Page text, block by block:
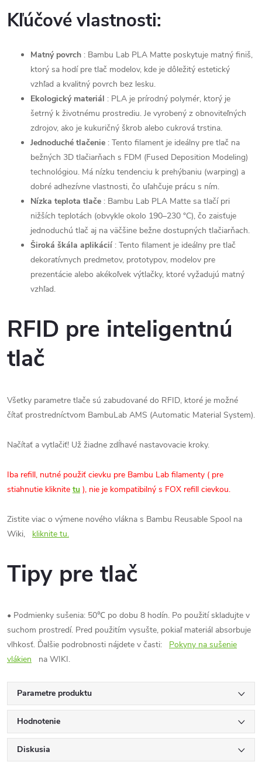
Kľúčové vlastnosti:
Matný povrch : Bambu Lab PLA Matte poskytuje matný finiš,
ktorý sa hodí pre tlač modelov, kde je dôležitý estetický
vzhľad a kvalitný povrch bez lesku.
Ekologický materiál : PLA je prírodný polymér, ktorý je
šetrný k životnému prostrediu. Je vyrobený z obnoviteľných
zdrojov, ako je kukuričný škrob alebo cukrová trstina.
Jednoduché tlačenie : Tento filament je ideálny pre tlač na
bežných 3D tlačiarňach s FDM (Fused Deposition Modeling)
technológiou. Má nízku tendenciu k prehýbaniu (warping) a
dobré adhezívne vlastnosti, čo uľahčuje prácu s ním.
Nízka teplota tlače : Bambu Lab PLA Matte sa tlačí pri
nižších teplotách (obvykle okolo 190–230 °C), čo zaisťuje
jednoduchú tlač aj na väčšine bežne dostupných tlačiarňach.
Široká škála aplikácií : Tento filament je ideálny pre tlač
dekoratívnych predmetov, prototypov, modelov pre
prezentácie alebo akékoľvek výtlačky, ktoré vyžadujú matný
vzhľad.
RFID pre inteligentnú
tlač
Všetky parametre tlače sú zabudované do RFID, ktoré je možné
čítať prostredníctvom BambuLab AMS (Automatic Material System).
Načítať a vytlačiť! Už žiadne zdĺhavé nastavovacie kroky.
Iba refill, nutné použiť cievku pre Bambu Lab filamenty ( pre
stiahnutie kliknite tu ), nie je kompatibilný s FOX refill cievkou.
Zistite viac o výmene nového vlákna s Bambu Reusable Spool na
Wiki,
kliknite tu.
Tipy pre tlač
• Podmienky sušenia: 50℃ po dobu 8 hodín. Po použití skladujte v
suchom prostredí. Pred použitím vysušte, pokiaľ materiál absorbuje
vlhkosť. Ďalšie podrobnosti nájdete v časti:
Pokyny na sušenie
vlákien
na WIKI.
Parametre produktu
Hodnotenie
Diskusia